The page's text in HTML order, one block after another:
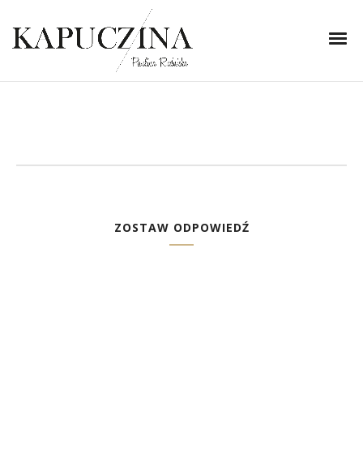
2 maja 2014
zdjęcie 2-horz
Written by
ZOSTAW ODPOWIEDŹ